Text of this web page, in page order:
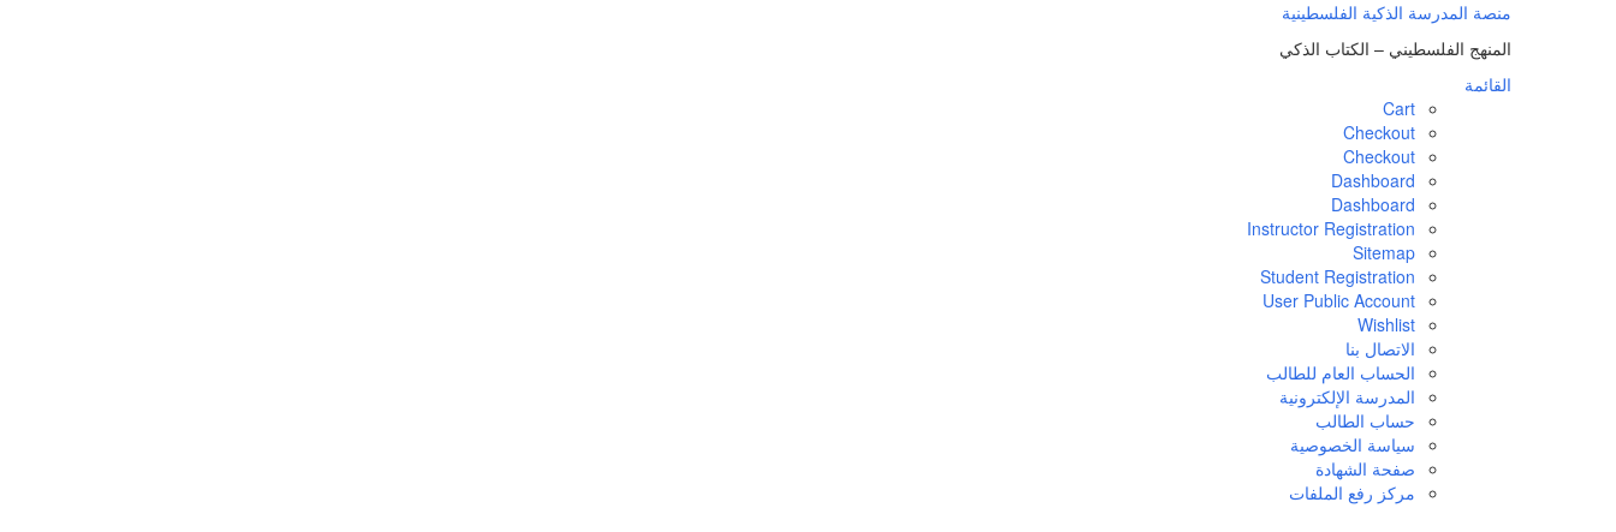
منصة المدرسة الذكية الفلسطينية
المنهج الفلسطيني – الكتاب الذكي
القائمة
Cart
Checkout
Checkout
Dashboard
Dashboard
Instructor Registration
Sitemap
Student Registration
User Public Account
Wishlist
الاتصال بنا
الحساب العام للطالب
المدرسة الإلكترونية
حساب الطالب
سياسة الخصوصية
صفحة الشهادة
مركز رفع الملفات